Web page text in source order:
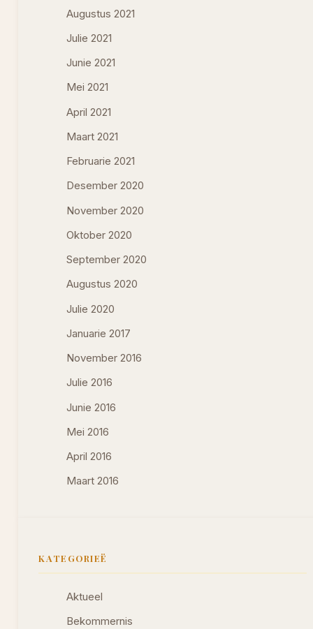
Augustus 2021
Julie 2021
Junie 2021
Mei 2021
April 2021
Maart 2021
Februarie 2021
Desember 2020
November 2020
Oktober 2020
September 2020
Augustus 2020
Julie 2020
Januarie 2017
November 2016
Julie 2016
Junie 2016
Mei 2016
April 2016
Maart 2016
KATEGORIEË
Aktueel
Bekommernis